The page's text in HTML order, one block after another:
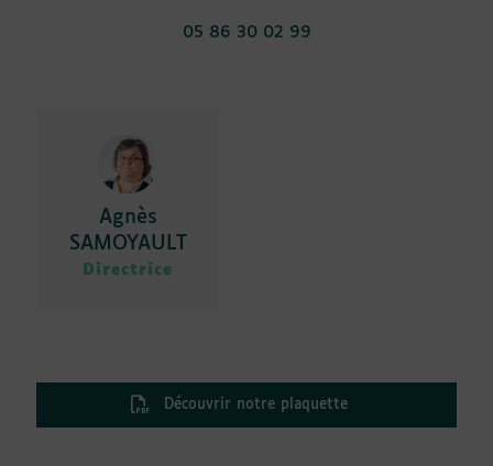
05 86 30 02 99
Agnès
SAMOYAULT
Directrice
Découvrir notre plaquette